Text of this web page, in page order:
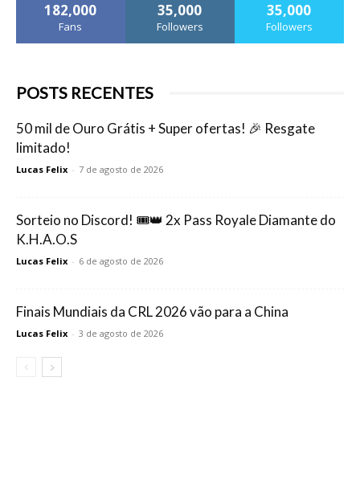
182,000
Fans
35,000
Followers
35,000
Followers
POSTS RECENTES
50 mil de Ouro Grátis + Super ofertas! 🎉 Resgate
limitado!
Lucas Felix - 7 de agosto de 2026
Sorteio no Discord! 🎟️👑 2x Pass Royale Diamante do
K.H.A.O.S
Lucas Felix - 6 de agosto de 2026
Finais Mundiais da CRL 2026 vão para a China
Lucas Felix - 3 de agosto de 2026